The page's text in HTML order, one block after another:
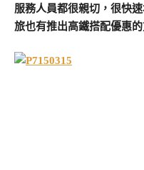
服務人員都很親切，很快
旅也有推出高鐵搭配優惠